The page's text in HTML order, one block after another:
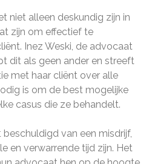
niet alleen deskundig zijn in
zijn om effectief te
Inez Weski, de advocaat
dit als geen ander en streeft
met haar cliënt over alle
is om de best mogelijke
casus die ze behandelt.
van een misdrijf,
en verwarrende tijd zijn. Het